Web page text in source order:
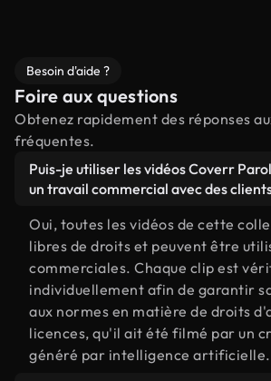
Besoin d'aide ?
Foire aux questions
Obtenez rapidement des réponses
fréquentes.
Puis-je utiliser les vidéos Coverr
un travail commercial avec des
Oui, toutes les vidéos de cette
libres de droits et peuvent être
commerciales. Chaque clip est
individuellement afin de garantir
aux normes en matière de droits
licences, qu'il ait été filmé par un
généré par intelligence artificielle.